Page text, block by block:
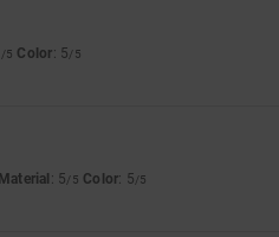
/5 Color: 5/5
Material : 5/5 Color: 5/5